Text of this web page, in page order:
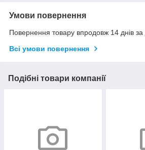
Умови повернення
Повернення товару впродовж 14 днів
Всі умови повернення
Подібні товари компанії